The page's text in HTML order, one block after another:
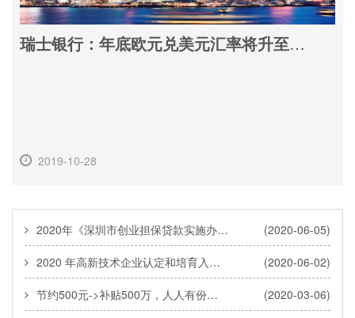
联系我们
瑞士银行：年底欧元兑美元汇率将升至1.16
2019-10-28
2020年《深圳市创业担保贷款实施办法》政策原文（2020年6月5日起施行） (2020-06-05)
2020 年高新技术企业认定和培育入库 申请指南 (2020-06-02)
节约500元->补贴500万，人人有份，实效第一！深圳惠企16条政策如何申请，操作指南来了 (2020-03-06)